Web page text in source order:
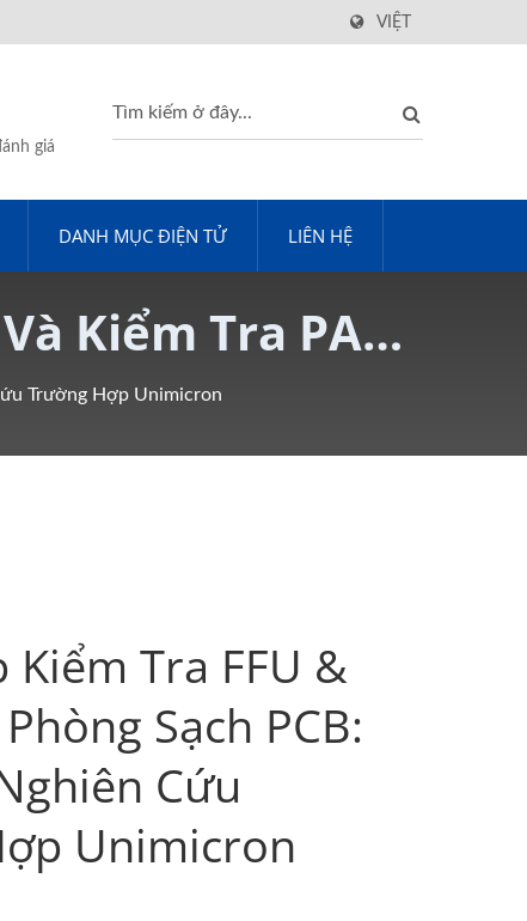
VIỆT
giá
DANH MỤC ĐIỆN TỬ LIÊN HỆ
Kiểm Tra PAO
Khiết
Trường Hợp Unimicron
Kiểm Tra FFU &
Sạch PCB:
Cứu
Unimicron